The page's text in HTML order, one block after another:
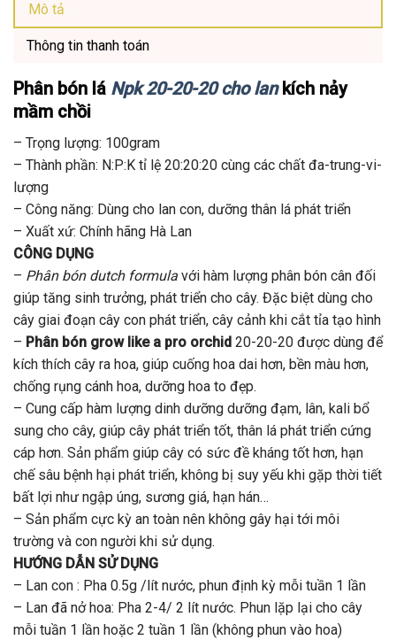
Mô tả
Thông tin thanh toán
Phân bón lá Npk 20-20-20 cho lankích nảy
mầm chồi
– Trọng lượng: 100gram
– Thành phần: N:P:K tỉ lệ 20:20:20 cùng các chất đa-trung-vi-
lượng
– Công năng: Dùng cho lan con, dưỡng thân lá phát triển
– Xuất xứ: Chính hãng Hà Lan
CÔNG DỤNG
– Phân bón dutch formula với hàm lượng phân bón cân đối
giúp tăng sinh trưởng, phát triển cho cây. Đặc biệt dùng cho
cây giai đoạn cây con phát triển, cây cảnh khi cắt tỉa tạo hình
– Phân bón grow like a pro orchid 20-20-20 được dùng để
kích thích cây ra hoa, giúp cuống hoa dai hơn, bền màu hơn,
chống rụng cánh hoa, dưỡng hoa to đẹp.
– Cung cấp hàm lượng dinh dưỡng dưỡng đạm, lân, kali bổ
sung cho cây, giúp cây phát triển tốt, thân lá phát triển cứng
cáp hơn. Sản phẩm giúp cây có sức đề kháng tốt hơn, hạn
chế sâu bệnh hại phát triển, không bị suy yếu khi gặp thời tiết
bất lợi như ngập úng, sương giá, hạn hán…
– Sản phẩm cực kỳ an toàn nên không gây hại tới môi
trường và con người khi sử dụng.
HƯỚNG DẪN SỬ DỤNG
– Lan con : Pha 0.5g /lít nước, phun định kỳ mỗi tuần 1 lần
– Lan đã nở hoa: Pha 2-4/ 2 lít nước. Phun lặp lại cho cây
mỗi tuần 1 lần hoặc 2 tuần 1 lần (không phun vào hoa)